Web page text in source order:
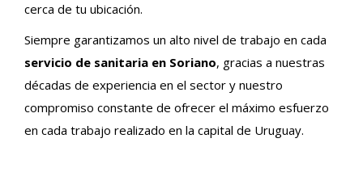
cerca de tu ubicación.
Siempre garantizamos un alto nivel de trabajo en cada
servicio de sanitaria en Soriano, gracias a nuestras
décadas de experiencia en el sector y nuestro
compromiso constante de ofrecer el máximo esfuerzo
en cada trabajo realizado en la capital de Uruguay.